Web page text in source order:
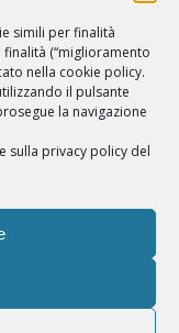
simili per finalità
(“miglioramento
nella cookie policy.
il pulsante
la navigazione
sulla privacy policy del